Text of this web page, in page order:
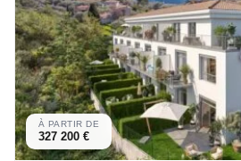
À PARTIR DE
327 200 €